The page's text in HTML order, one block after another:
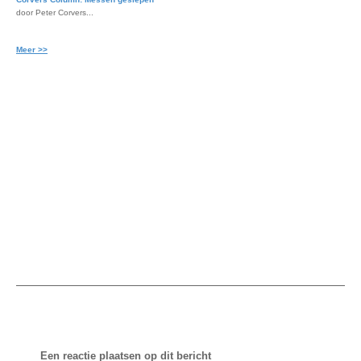
door Peter Corvers...
Meer >>
Een reactie plaatsen op dit bericht